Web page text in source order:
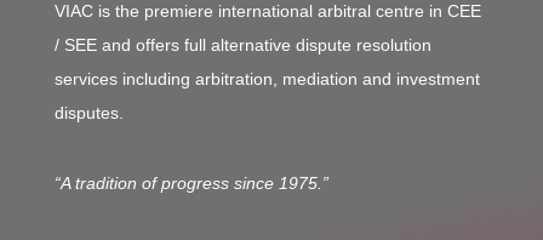
VIAC is the premiere international arbitral centre in CEE
/ SEE and offers full alternative dispute resolution
services including arbitration, mediation and investment
disputes.
“A tradition of progress since 1975.”